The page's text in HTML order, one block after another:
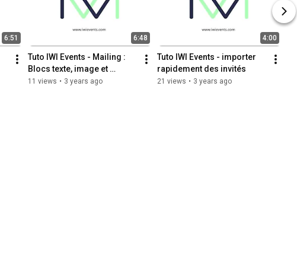
6:51 6:48
Tuto IWI Events - Mailing :
Blocs texte, image et
séparation
11 views • 3 years ago
4:00
Tuto IWI Events - importer
rapidement des invités
21 views • 3 years ago